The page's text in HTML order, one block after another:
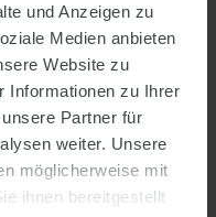
und Anzeigen zu
Medien anbieten
Website zu
Informationen zu Ihrer
Partner für
weiter. Unsere
möglicherweise mit
ihnen bereitgestellt